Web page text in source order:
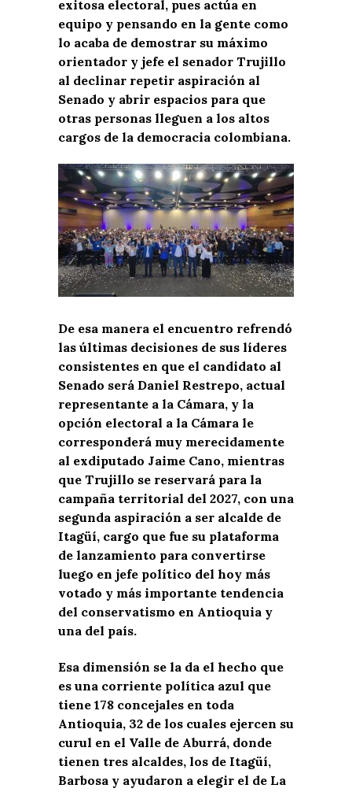
exitosa electoral, pues actúa en
equipo y pensando en la gente como
lo acaba de demostrar su máximo
orientador y jefe el senador Trujillo
al declinar repetir aspiración al
Senado y abrir espacios para que
otras personas lleguen a los altos
cargos de la democracia colombiana.
De esa manera el encuentro refrendó
las últimas decisiones de sus líderes
consistentes en que el candidato al
Senado será Daniel Restrepo, actual
representante a la Cámara, y la
opción electoral a la Cámara le
corresponderá muy merecidamente
al exdiputado Jaime Cano, mientras
que Trujillo se reservará para la
campaña territorial del 2027, con una
segunda aspiración a ser alcalde de
Itagüí, cargo que fue su plataforma
de lanzamiento para convertirse
luego en jefe político del hoy más
votado y más importante tendencia
del conservatismo en Antioquia y
una del país.
Esa dimensión se la da el hecho que
es una corriente política azul que
tiene 178 concejales en toda
Antioquia, 32 de los cuales ejercen su
curul en el Valle de Aburrá, donde
tienen tres alcaldes, los de Itagüí,
Barbosa y ayudaron a elegir el de La